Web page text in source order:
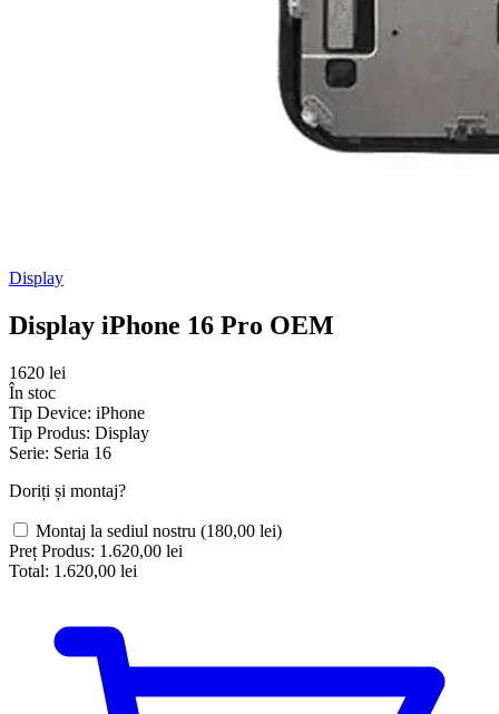
Display
Display iPhone 16 Pro OEM
1620 lei
În stoc
Tip Device: iPhone
Tip Produs: Display
Serie: Seria 16
Doriți și montaj?
Montaj la sediul nostru (180,00 lei)
Preț Produs: 1.620,00 lei
Total: 1.620,00 lei